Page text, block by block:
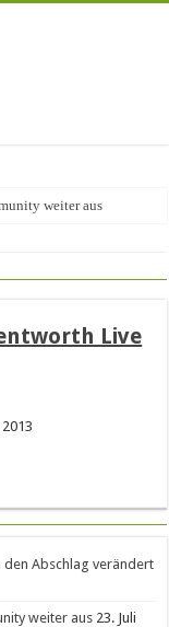
weiter aus
Live
2013
den Abschlag verändert
weiter aus 23. Juli